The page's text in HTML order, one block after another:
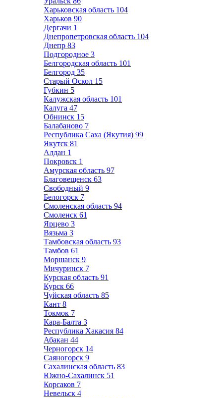
Харьковская область 104
Харьков 90
Дергачи 1
Днепропетровская область 104
Днепр 83
Подгородное 3
Белгородская область 101
Белгород 35
Старый Оскол 15
Губкин 5
Калужская область 101
Калуга 47
Обнинск 15
Балабаново 7
Республика Саха (Якутия) 99
Якутск 81
Алдан 1
Покровск 1
Амурская область 97
Благовещенск 63
Свободный 9
Белогорск 7
Смоленская область 94
Смоленск 61
Ярцево 3
Вязьма 3
Тамбовская область 93
Тамбов 61
Моршанск 9
Мичуринск 7
Курская область 91
Курск 66
Чуйская область 85
Кант 8
Токмок 7
Кара-Балта 3
Республика Хакасия 84
Абакан 44
Черногорск 14
Саяногорск 9
Сахалинская область 83
Южно-Сахалинск 51
Корсаков 7
Невельск 4